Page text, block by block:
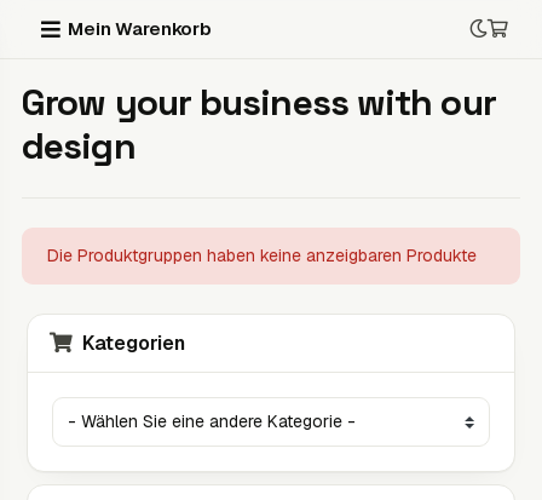
Mein Warenkorb
Grow your business with our
design
Die Produktgruppen haben keine anzeigbaren Produkte
Kategorien